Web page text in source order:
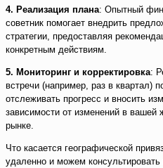
4. Реализация плана: Опытный
советник помогает внедрить
стратегии, предоставляя
конкретным действиям.
5. Мониторинг и корректировка:
встречи (например, раз в квартал)
отслеживать прогресс и вносить
зависимости от изменений в вашей
рынке.
Что касается географической
удаленно и можем консультировать